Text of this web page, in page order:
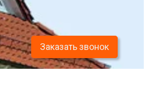
Заказать звонок